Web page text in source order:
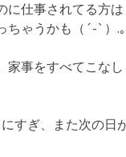
に仕事されてる方は
ちゃうかも（´-`）.
家事をすべてこなし
すぎ、また次の日